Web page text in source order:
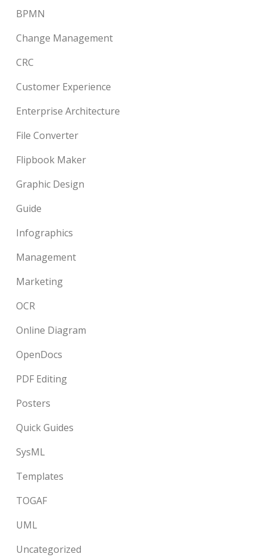
BPMN
Change Management
CRC
Customer Experience
Enterprise Architecture
File Converter
Flipbook Maker
Graphic Design
Guide
Infographics
Management
Marketing
OCR
Online Diagram
OpenDocs
PDF Editing
Posters
Quick Guides
SysML
Templates
TOGAF
UML
Uncategorized